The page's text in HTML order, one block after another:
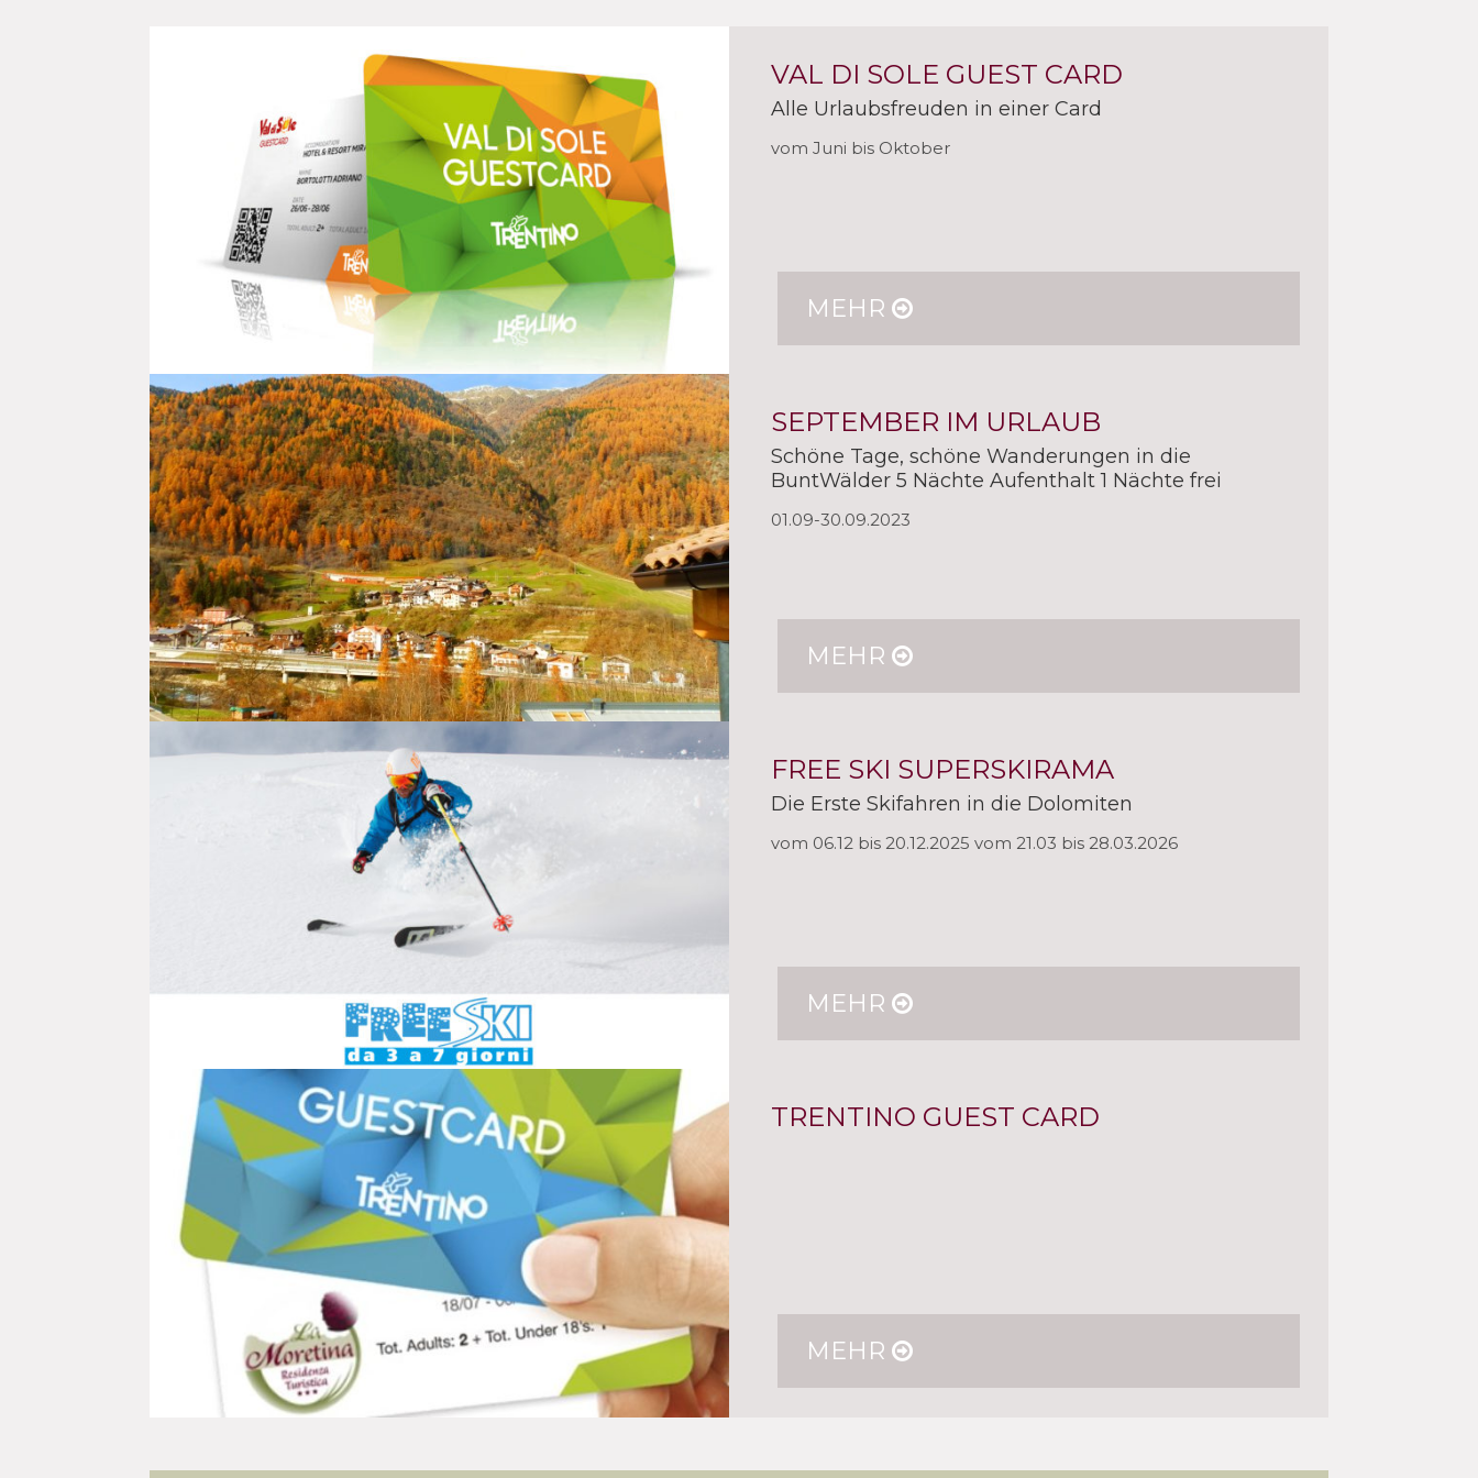
VAL DI SOLE GUEST CARD
Alle Urlaubsfreuden in einer Card
vom Juni bis Oktober
MEHR
SEPTEMBER IM URLAUB
Schöne Tage, schöne Wanderungen in die
BuntWälder 5 Nächte Aufenthalt 1 Nächte frei
01.09-30.09.2023
MEHR
FREE SKI SUPERSKIRAMA
Die Erste Skifahren in die Dolomiten
vom 06.12 bis 20.12.2025 vom 21.03 bis 28.03.2026
MEHR
TRENTINO GUEST CARD
MEHR